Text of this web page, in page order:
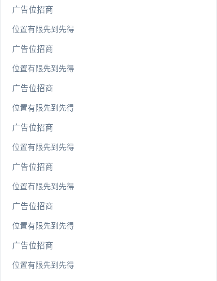
广告位招商
位置有限先到先得
广告位招商
位置有限先到先得
广告位招商
位置有限先到先得
广告位招商
位置有限先到先得
广告位招商
位置有限先到先得
广告位招商
位置有限先到先得
广告位招商
位置有限先到先得